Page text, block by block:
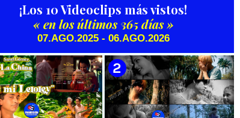
¡Los 10 Videoclips más vistos!
« en los últimos 365 días »
07.AGO.2025 - 06.AGO.2026